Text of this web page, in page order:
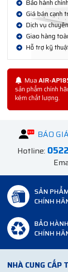
Bảo hành
Giá bán cạnh
Dịch vụ
Giao hàng
Hỗ trợ kỹ
MuaAIR-
sản phẩm chính
kém chất lượng.
BÁO
Hotline:
SẢN
CHÍNH
BẢO HÀNH
CHÍNH
NHÀ CUNG CẤP